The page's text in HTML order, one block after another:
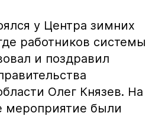
у Центра зимних
работников системы
и поздравил
Олег Князев. На
мероприятие были